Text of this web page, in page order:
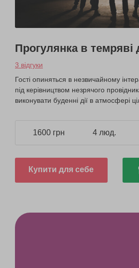
Прогулянка в темряві
3 відгуки
Гості опиняться в незвичайному
під керівництвом незрячого
виконувати буденні дії в атмосфері
1600 грн 4 люд.
Купити для себе